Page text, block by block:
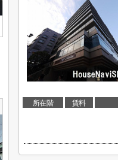
所在階 賃料